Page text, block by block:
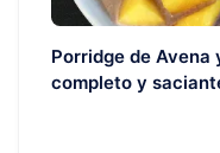
Porridge de Avena
completo y